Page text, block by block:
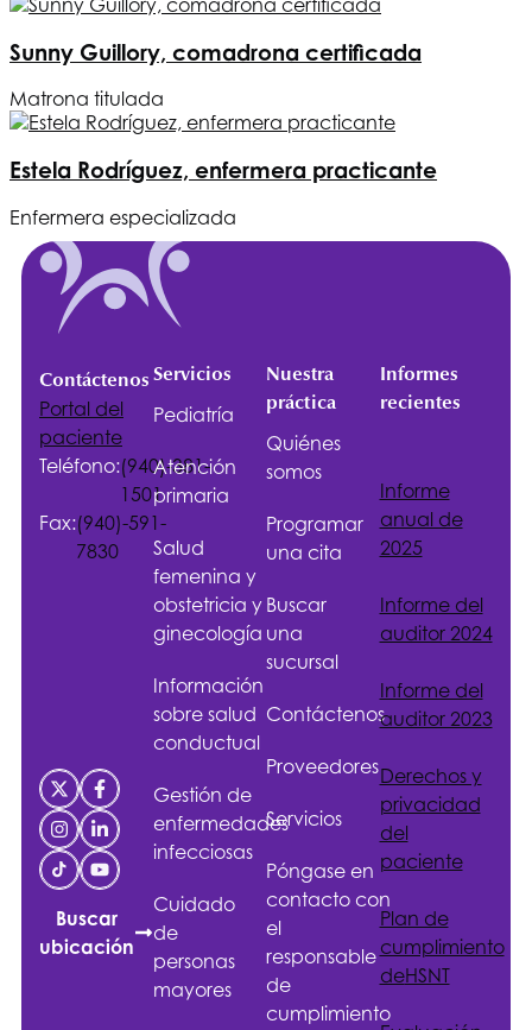
Sunny Guillory, comadrona certificada
Matrona titulada
Estela Rodríguez, enfermera practicante
Enfermera especializada
Contáctenos
Portal del
paciente
Teléfono:(940)-381-
1501
Fax:(940)-591-
7830
Buscar
ubicación
Servicios
Pediatría
Atención
primaria
Salud
femenina y
obstetricia y
ginecología
Información
sobre salud
conductual
Gestión de
enfermedades
infecciosas
Cuidado
de
personas
mayores
Nuestra
práctica
Quiénes
somos
Programar
una cita
Buscar
una
sucursal
Contáctenos
Proveedores
Servicios
Póngase en
contacto con
el
responsable
de
cumplimiento
Informes
recientes
Informe
anual de
2025
Informe del
auditor 2024
Informe del
auditor 2023
Derechos y
privacidad
del
paciente
Plan de
cumplimiento
deHSNT